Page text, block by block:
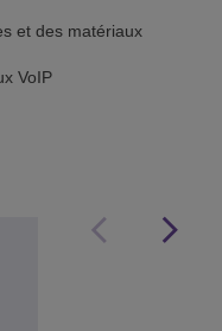
et des matériaux
VoIP